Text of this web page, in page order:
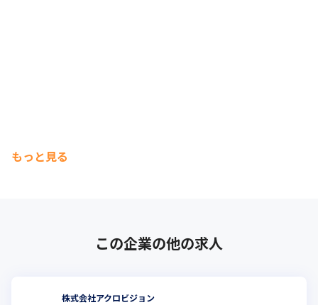
もっと見る
この企業の他の求人
株式会社アクロビジョン